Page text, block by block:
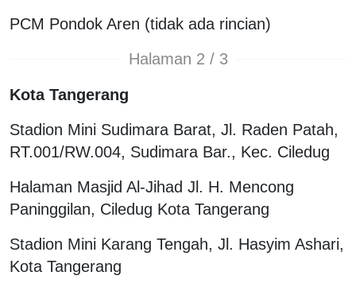
PCM Pondok Aren (tidak ada rincian)
Halaman 2 / 3
Kota Tangerang
Stadion Mini Sudimara Barat, Jl. Raden Patah,
RT.001/RW.004, Sudimara Bar., Kec. Ciledug
Halaman Masjid Al-Jihad Jl. H. Mencong
Paninggilan, Ciledug Kota Tangerang
Stadion Mini Karang Tengah, Jl. Hasyim Ashari,
Kota Tangerang